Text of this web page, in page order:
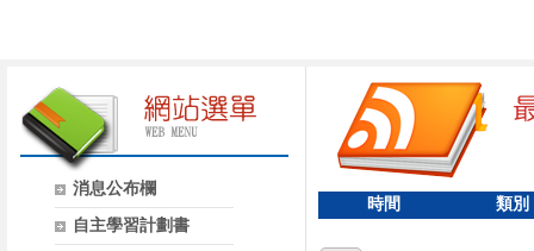
消息公布欄
自主學習計劃書
時間 類別